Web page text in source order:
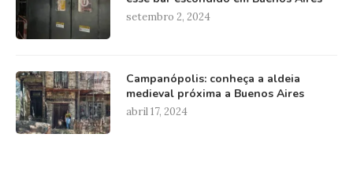
setembro 2, 2024
Campanópolis: conheça a aldeia
medieval próxima a Buenos Aires
abril 17, 2024